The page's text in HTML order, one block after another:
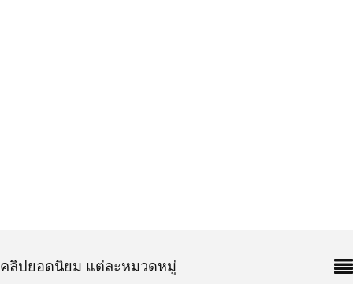
คลิปยอดนิยม แต่ละหมวดหมู่